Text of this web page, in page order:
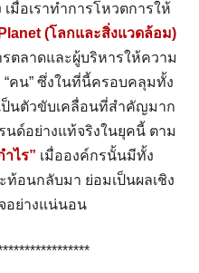
มื่อเราทำการโหวตการให้
(โลกและสิ่งแวดล้อม)
ตลาดและผู้บริหารให้ความ
คน” ซึ่งในที่นี้ครอบคลุมทั้ง
นตัวขับเคลื่อนที่สำคัญมาก
นด์อย่างแท้จริงในยุคนี้ ตาม
ำไร” เมื่อองค์กรนั้นมีทั้ง
ท้อนกลับมา ย่อมเป็นผลเชิง
อย่างแน่นอน